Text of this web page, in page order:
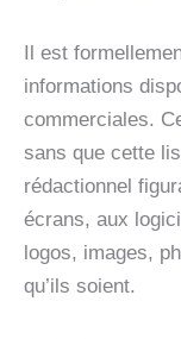
Il est
informations
commerciales.
sans que cette
rédactionnel
écrans, aux
logos, images,
qu’ils soient.